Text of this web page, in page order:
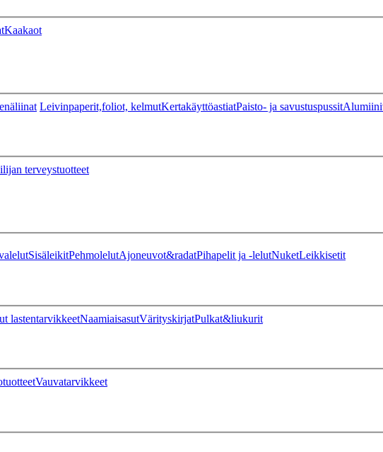
Kaakaot
Leivinpaperit,foliot, kelmutKertakäyttöastiatPaisto- ja savustuspussit
terveystuotteet
SisäleikitPehmolelutAjoneuvot&radatPihapelit ja -lelutNuketLeikkisetit
lastentarvikkeetNaamiaisasutVärityskirjatPulkat&liukurit
Vauvatarvikkeet